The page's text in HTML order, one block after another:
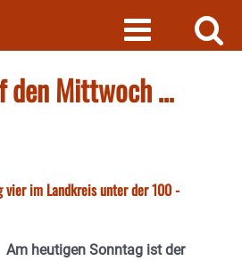
den Mittwoch …
vier im Landkreis unter der 100 -
Am heutigen Sonntag ist der